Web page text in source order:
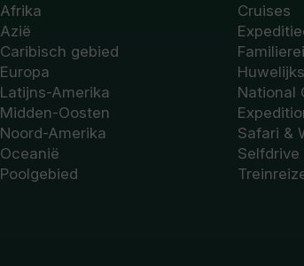
Afrika
Azië
Caribisch gebied
Europa
Latijns-Amerika
Midden-Oosten
Noord-Amerika
Oceanië
Poolgebied
Cruises
National
Safari &
Selfdrive